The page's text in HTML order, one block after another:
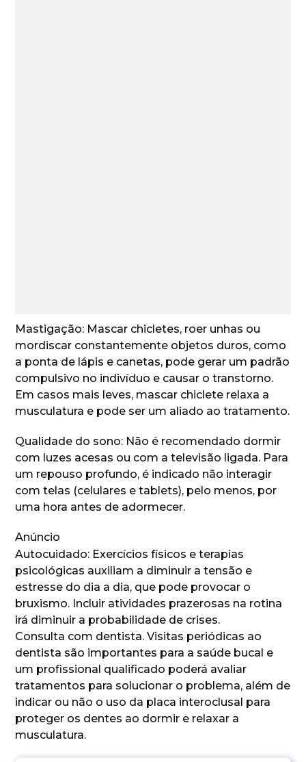
Mastigação: Mascar chicletes, roer unhas ou
mordiscar constantemente objetos duros, como
a ponta de lápis e canetas, pode gerar um padrão
compulsivo no indivíduo e causar o transtorno.
Em casos mais leves, mascar chiclete relaxa a
musculatura e pode ser um aliado ao tratamento.
Qualidade do sono: Não é recomendado dormir
com luzes acesas ou com a televisão ligada. Para
um repouso profundo, é indicado não interagir
com telas (celulares e tablets), pelo menos, por
uma hora antes de adormecer.
Anúncio
Autocuidado: Exercícios físicos e terapias
psicológicas auxiliam a diminuir a tensão e
estresse do dia a dia, que pode provocar o
bruxismo. Incluir atividades prazerosas na rotina
irá diminuir a probabilidade de crises.
Consulta com dentista. Visitas periódicas ao
dentista são importantes para a saúde bucal e
um profissional qualificado poderá avaliar
tratamentos para solucionar o problema, além de
indicar ou não o uso da placa interoclusal para
proteger os dentes ao dormir e relaxar a
musculatura.